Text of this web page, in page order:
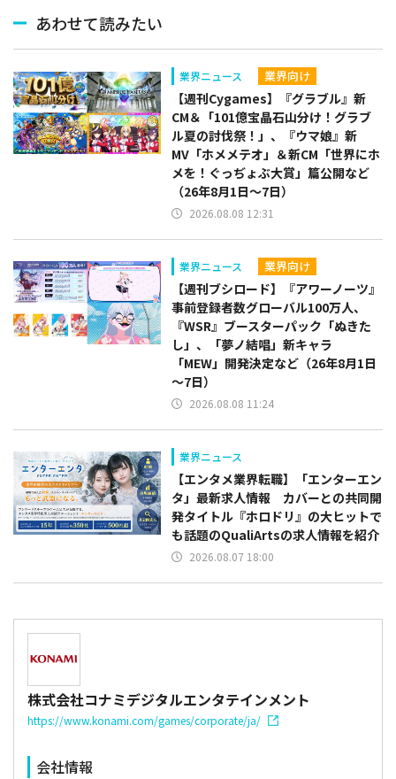
あわせて読みたい
業界ニュース 業界向け
【週刊Cygames】『グラブル』新
CM＆「101億宝晶石山分け！グラブ
ル夏の討伐祭！」、『ウマ娘』新
MV「ホメメテオ」＆新CM「世界にホ
メを！ぐっぢょぶ大賞」篇公開など
（26年8月1日～7日）
2026.08.08 12:31
業界ニュース 業界向け
【週刊ブシロード】『アワーノーツ』
事前登録者数グローバル100万人、
『WSR』ブースターパック「ぬきた
し」、「夢ノ結唱」新キャラ
「MEW」開発決定など（26年8月1日
～7日）
2026.08.08 11:24
業界ニュース
【エンタメ業界転職】「エンターエン
タ」最新求人情報 カバーとの共同開
発タイトル『ホロドリ』の大ヒットで
も話題のQualiArtsの求人情報を紹介
2026.08.07 18:00
株式会社コナミデジタルエンタテインメント
https://www.konami.com/games/corporate/ja/
会社情報